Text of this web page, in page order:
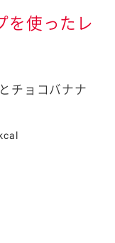
を使ったレ
チョコバナナ